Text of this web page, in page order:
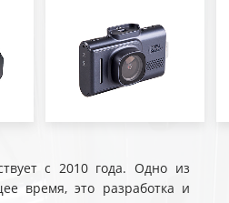
с 2010 года. Одно из
время, это разработка и